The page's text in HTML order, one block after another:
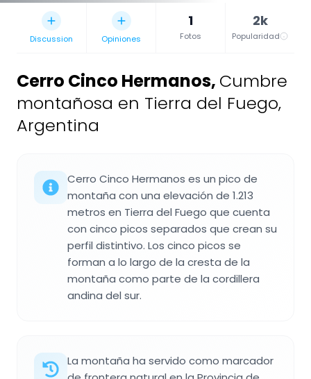
Discussion Opiniones
1
Fotos
2k
Popularidad
Cerro Cinco Hermanos, Cumbre
montañosa en Tierra del Fuego,
Argentina
Cerro Cinco Hermanos es un pico de
montaña con una elevación de 1.213
metros en Tierra del Fuego que cuenta
con cinco picos separados que crean su
perfil distintivo. Los cinco picos se
forman a lo largo de la cresta de la
montaña como parte de la cordillera
andina del sur.
La montaña ha servido como marcador